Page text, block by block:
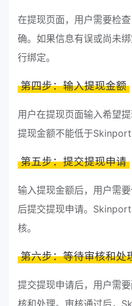
在提现页面，用户需要检
确。如果信息有误或尚未
行绑定。
第四步：输入提现金额
用户在提现页面输入希望
提现金额不能低于Skinport
第五步：提交提现申请
输入提现金额后，用户需
后提交提现申请。
核。
第六步：等待审核和处
提交提现申请后，用户需